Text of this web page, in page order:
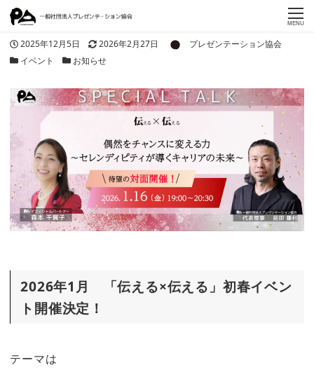
MENU
投稿日
2025年12月5日 更新日
2026年2月27日 著者
プレゼンテーション協会
カテゴリー
イベント カテゴリー
お知らせ
2026年1月 「伝える×伝える」初春イベン
ト開催決定！
テーマは